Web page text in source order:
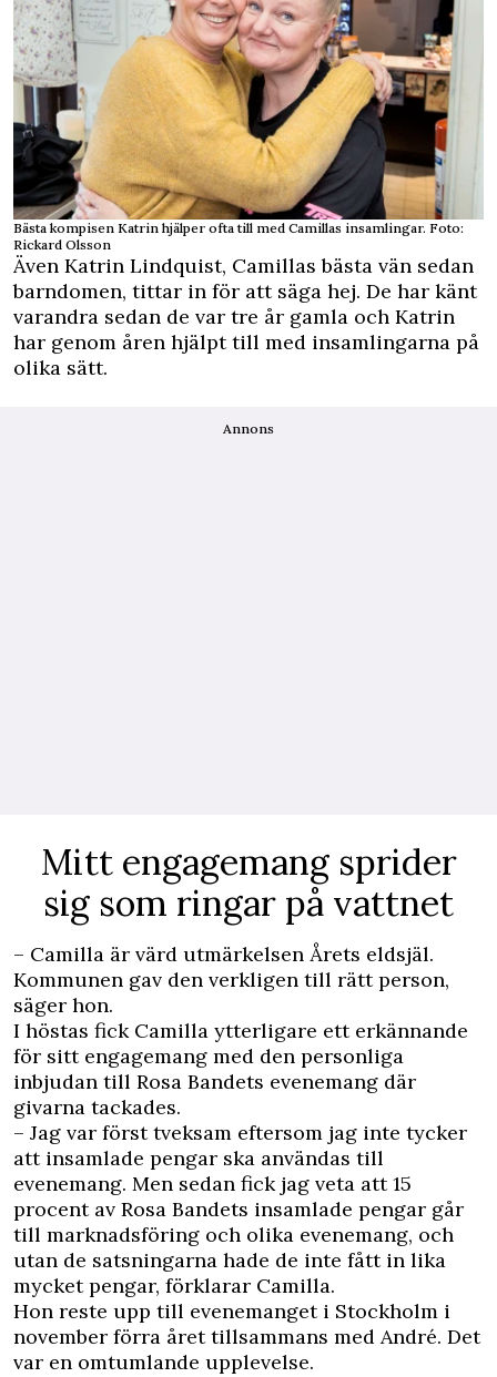
Bästa kompisen Katrin hjälper ofta till med Camillas insamlingar. Foto:
Rickard Olsson
Även Katrin Lindquist, Camillas bästa vän sedan
barndomen, tittar in för att säga hej. De har känt
varandra sedan de var tre år gamla och Katrin
har genom åren hjälpt till med insamlingarna på
olika sätt.
Annons
Mitt engagemang sprider
sig som ringar på vattnet
– Camilla är värd utmärkelsen Årets eldsjäl.
Kommunen gav den verkligen till rätt person,
säger hon.
I höstas fick Camilla ytterligare ett erkännande
för sitt engagemang med den personliga
inbjudan till Rosa Bandets evenemang där
givarna tackades.
– Jag var först tveksam eftersom jag inte tycker
att insamlade pengar ska användas till
evenemang. Men sedan fick jag veta att 15
procent av Rosa Bandets insamlade pengar går
till marknadsföring och olika evenemang, och
utan de satsningarna hade de inte fått in lika
mycket pengar, förklarar Camilla.
Hon reste upp till evenemanget i Stockholm i
november förra året tillsammans med André. Det
var en omtumlande upplevelse.